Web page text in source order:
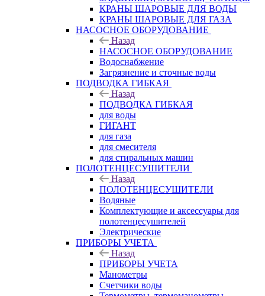
КРАНЫ ШАРОВЫЕ ДЛЯ ВОДЫ
КРАНЫ ШАРОВЫЕ ДЛЯ ГАЗА
НАСОСНОЕ ОБОРУДОВАНИЕ
Назад
НАСОСНОЕ ОБОРУДОВАНИЕ
Водоснабжение
Загрязнение и сточные воды
ПОДВОДКА ГИБКАЯ
Назад
ПОДВОДКА ГИБКАЯ
для воды
ГИГАНТ
для газа
для смесителя
для стиральных машин
ПОЛОТЕНЦЕСУШИТЕЛИ
Назад
ПОЛОТЕНЦЕСУШИТЕЛИ
Водяные
Комплектующие и аксессуары для
полотенцесушителей
Электрические
ПРИБОРЫ УЧЕТА
Назад
ПРИБОРЫ УЧЕТА
Манометры
Счетчики воды